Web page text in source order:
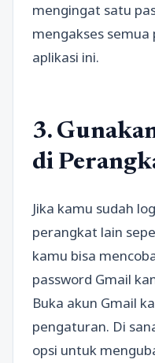
mengingat satu
mengakses semua
aplikasi ini.
3.
di
Jika kamu sudah
perangkat lain
kamu bisa
password Gmail
Buka akun Gmail
pengaturan. Di
opsi untuk